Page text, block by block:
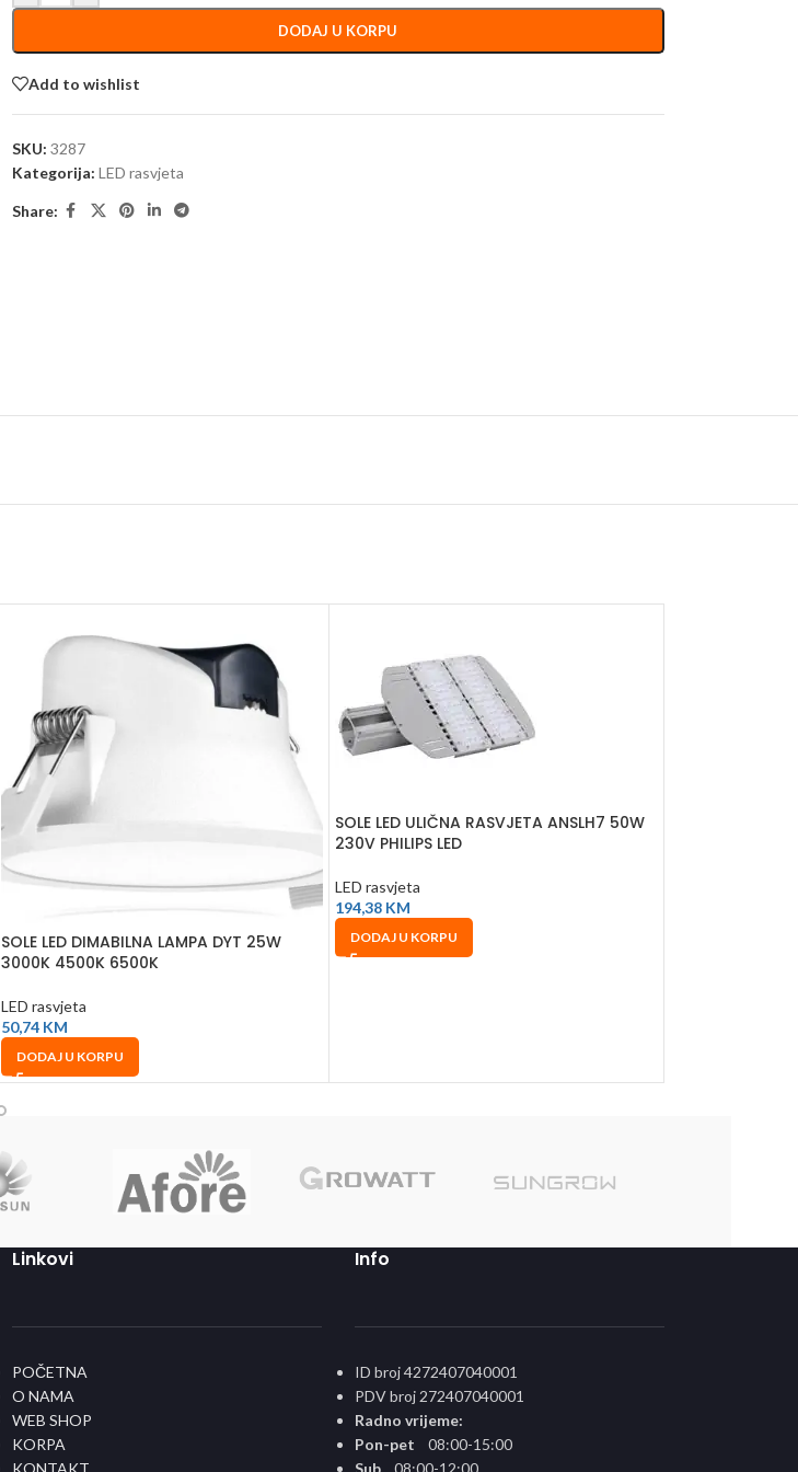
DODAJ U KORPU
Add to wishlist
SKU: 3287
Kategorija: LED rasvjeta
Share:
SOLE LED DIMABILNA LAMPA DYT 25W
3000K 4500K 6500K
LED rasvjeta
50,74 KM
DODAJ U KORPU
SOLE LED ULIČNA RASVJETA ANSLH7 50W
230V PHILIPS LED
LED rasvjeta
194,38 KM
DODAJ U KORPU
Linkovi
POČETNA
O NAMA
WEB SHOP
KORPA
KONTAKT
Info
ID broj 4272407040001
PDV broj 272407040001
Radno vrijeme:
Pon-pet
08:00-15:00
Sub
08:00-12:00